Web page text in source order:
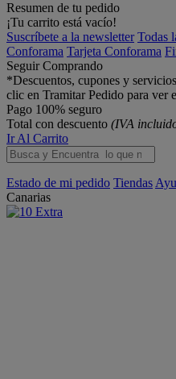
Resumen de tu pedido
¡Tu carrito está vacío!
Suscríbete a la newsletter Todas
Conforama Tarjeta Conforama
Seguir Comprando
*Descuentos, cupones y
clic en Tramitar Pedido para ver
Pago 100% seguro
Total con descuento (IVA
Ir Al Carrito
Estado de mi pedido Tiendas
Canarias